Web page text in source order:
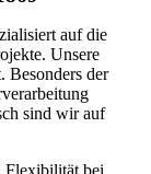
auf die
Unsere
Besonders der
sind wir auf
Flexibilität bei